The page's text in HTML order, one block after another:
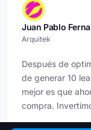
Juan Pablo
Arquitek
Después de
de generar 10
mejor es que
compra.